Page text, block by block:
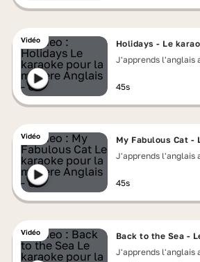
Vidéo
Holidays - Le
J'apprends l'anglais
45s
Vidéo
My Fabulous Cat -
J'apprends l'anglais
45s
Vidéo
Back to the Sea -
J'apprends l'anglais